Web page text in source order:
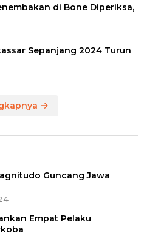
di Bone Diperiksa,
Sepanjang 2024 Turun
Guncang Jawa
Empat Pelaku